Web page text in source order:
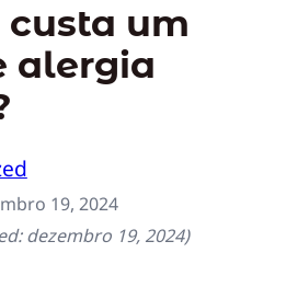
um
alergia
19, 2024
dezembro 19, 2024)